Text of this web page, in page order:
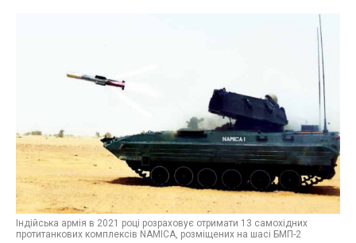
Індійська армія в 2021 році розраховує отримати 13 самохідних
протитанкових комплексів NAMICA, розміщених на шасі БМП-2